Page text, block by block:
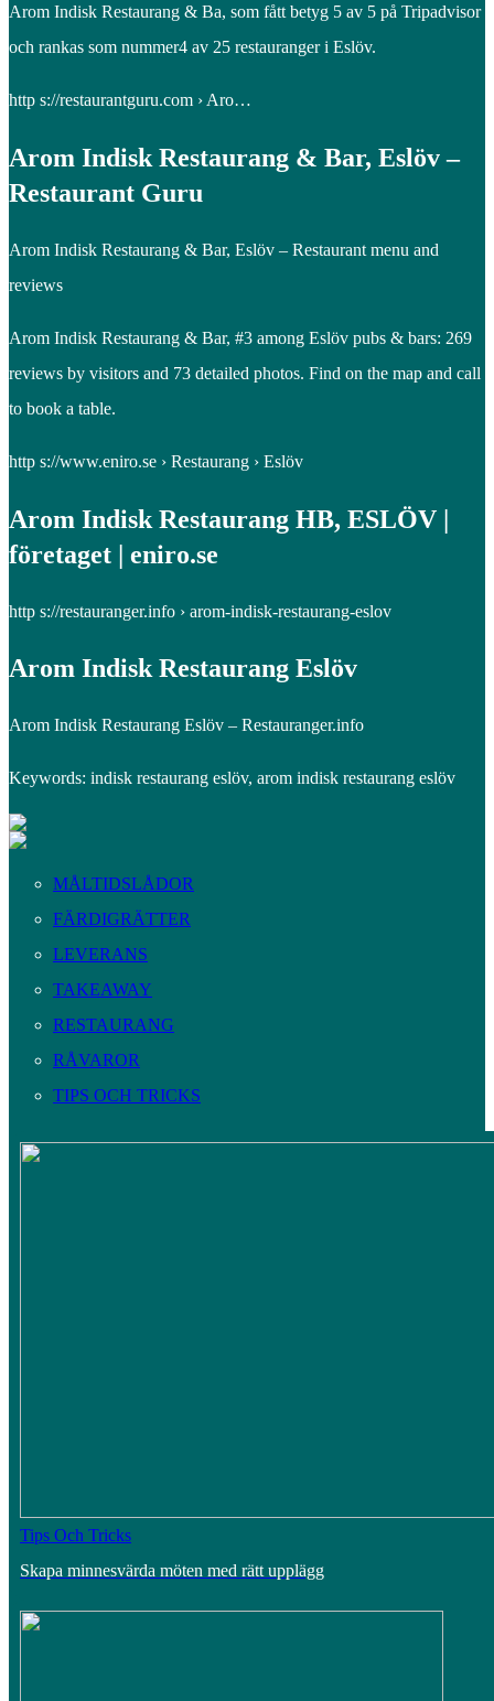
Arom Indisk Restaurang & Ba, som fått betyg 5 av 5 på Tripadvisor
och rankas som nummer4 av 25 restauranger i Eslöv.
http s://restaurantguru.com › Aro…
Arom Indisk Restaurang & Bar, Eslöv –
Restaurant Guru
Arom Indisk Restaurang & Bar, Eslöv – Restaurant menu and
reviews
Arom Indisk Restaurang & Bar, #3 among Eslöv pubs & bars: 269
reviews by visitors and 73 detailed photos. Find on the map and call
to book a table.
http s://www.eniro.se › Restaurang › Eslöv
Arom Indisk Restaurang HB, ESLÖV |
företaget | eniro.se
http s://restauranger.info › arom-indisk-restaurang-eslov
Arom Indisk Restaurang Eslöv
Arom Indisk Restaurang Eslöv – Restauranger.info
Keywords: indisk restaurang eslöv, arom indisk restaurang eslöv
MÅLTIDSLÅDOR
FÄRDIGRÄTTER
LEVERANS
TAKEAWAY
RESTAURANG
RÅVAROR
TIPS OCH TRICKS
Tips Och Tricks
Skapa minnesvärda möten med rätt upplägg